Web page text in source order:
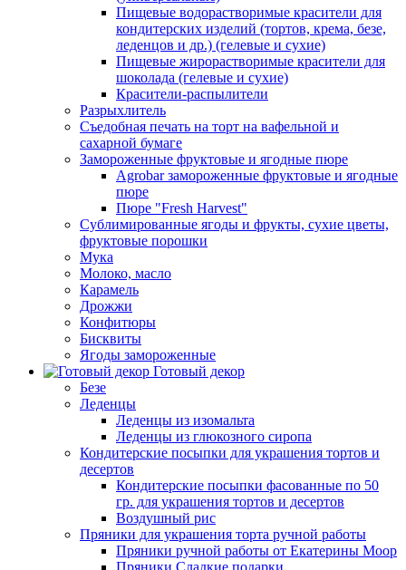
Пищевые водорастворимые красители для
кондитерских изделий (тортов, крема, безе,
леденцов и др.) (гелевые и сухие)
Пищевые жирорастворимые красители для
шоколада (гелевые и сухие)
Красители-распылители
Разрыхлитель
Съедобная печать на торт на вафельной и
сахарной бумаге
Замороженные фруктовые и ягодные пюре
Agrobar замороженные фруктовые и ягодные
пюре
Пюре "Fresh Harvest"
Сублимированные ягоды и фрукты, сухие цветы,
фруктовые порошки
Мука
Молоко, масло
Карамель
Дрожжи
Конфитюры
Бисквиты
Ягоды замороженные
Готовый декор
Безе
Леденцы
Леденцы из изомальта
Леденцы из глюкозного сиропа
Кондитерские посыпки для украшения тортов и
десертов
Кондитерские посыпки фасованные по 50
гр. для украшения тортов и десертов
Воздушный рис
Пряники для украшения торта ручной работы
Пряники ручной работы от Екатерины Моор
Пряники Сладкие подарки